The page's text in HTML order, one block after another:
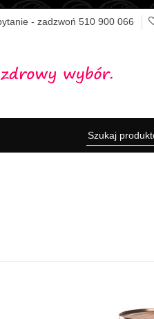
- zadzwoń 510 900 066